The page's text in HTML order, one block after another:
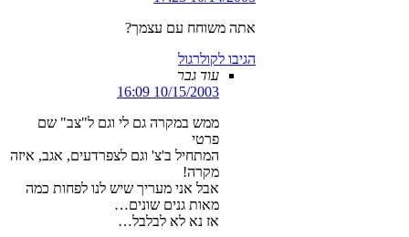
אתה משוחח עם עצמך?
הגיבו לקולרגול
עוד גבר
10/15/2003 16:09
ממש במקרה גם לי וגם ל"צב" שם
פרטי
המתחיל ב'צ' וגם לצפרדעים, אגב, איזה
מקרה!
אבל אני מעריך שיש לנו לפחות כמה
מאות גנים שונים…
אז נא לא לבלבל…